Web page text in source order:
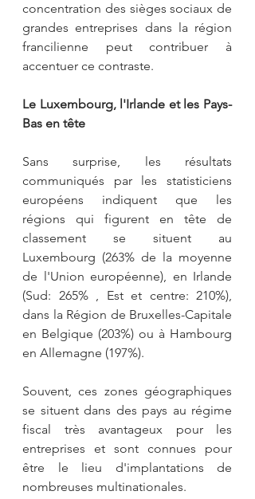
concentration des sièges sociaux de
grandes entreprises dans la région
francilienne peut contribuer à
accentuer ce contraste.
Le Luxembourg, l'Irlande et les Pays-
Bas en tête
Sans surprise, les résultats
communiqués par les statisticiens
européens indiquent que les
régions qui figurent en tête de
classement se situent au
Luxembourg (263% de la moyenne
de l'Union européenne), en Irlande
(Sud: 265% , Est et centre: 210%),
dans la Région de Bruxelles-Capitale
en Belgique (203%) ou à Hambourg
en Allemagne (197%).
Souvent, ces zones géographiques
se situent dans des pays au régime
fiscal très avantageux pour les
entreprises et sont connues pour
être le lieu d'implantations de
nombreuses multinationales.